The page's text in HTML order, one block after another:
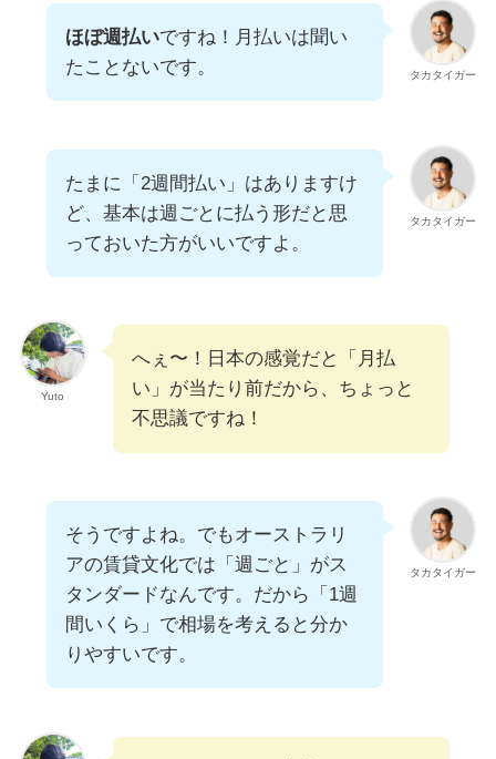
タカタイガー
ほぼ週払いですね！月払いは聞い
たことないです。
タカタイガー
たまに「2週間払い」はありますけ
ど、基本は週ごとに払う形だと思
っておいた方がいいですよ。
Yuto
へぇ〜！日本の感覚だと「月払
い」が当たり前だから、ちょっと
不思議ですね！
タカタイガー
そうですよね。でもオーストラリ
アの賃貸文化では「週ごと」がス
タンダードなんです。だから「1週
間いくら」で相場を考えると分か
りやすいです。